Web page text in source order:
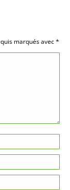
marqués avec*